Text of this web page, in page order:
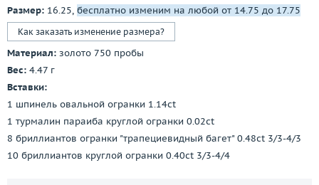
Размер: 16.25, бесплатно изменим на любой от 14.75 до 17.75
Как заказать изменение размера?
Материал: золото 750 пробы
Вес: 4.47 г
Вставки:
1 шпинель овальной огранки 1.14ct
1 турмалин параиба круглой огранки 0.02ct
8 бриллиантов огранки "трапециевидный багет" 0.48ct 3/3-4/3
10 бриллиантов круглой огранки 0.40ct 3/3-4/4